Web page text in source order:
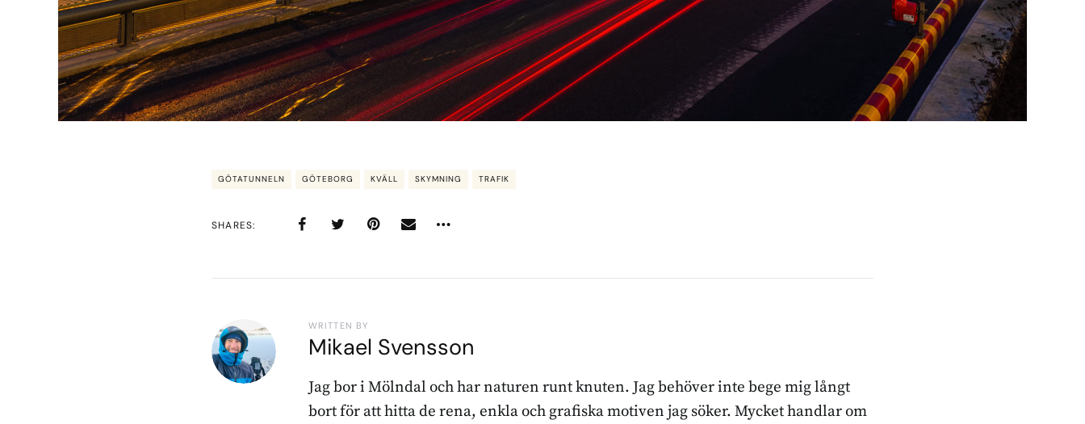
GÖTATUNNELN GÖTEBORG KVÄLL SKYMNING TRAFIK
SHARES
WRITTEN BY
Mikael Svensson
Jag bor i Mölndal och har naturen runt knuten. Jag behöver inte bege mig långt
bort för att hitta de rena, enkla och grafiska motiven jag söker. Mycket handlar om